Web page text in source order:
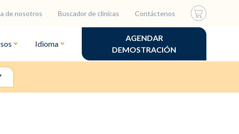
de nosotros Buscador de clínicas Contáctenos
Idioma
AGENDAR
DEMOSTRACIÓN